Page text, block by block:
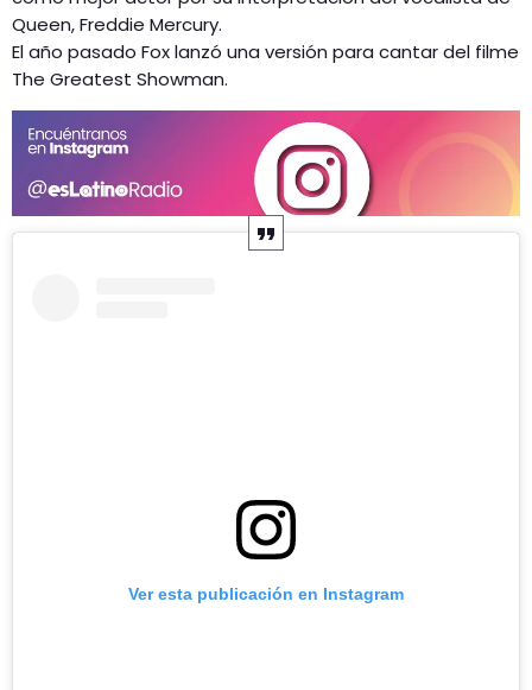
Queen, Freddie Mercury.
El año pasado Fox lanzó una versión para cantar del filme
The Greatest Showman.
Ver esta publicación en Instagram